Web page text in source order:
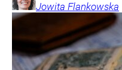
Jowita Flankowska